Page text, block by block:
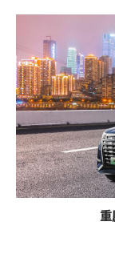
重